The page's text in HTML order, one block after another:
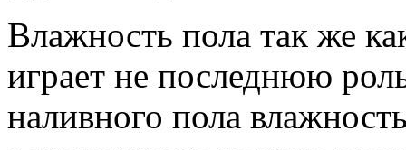
Влажность пола так же
играет не последнюю
наливного пола